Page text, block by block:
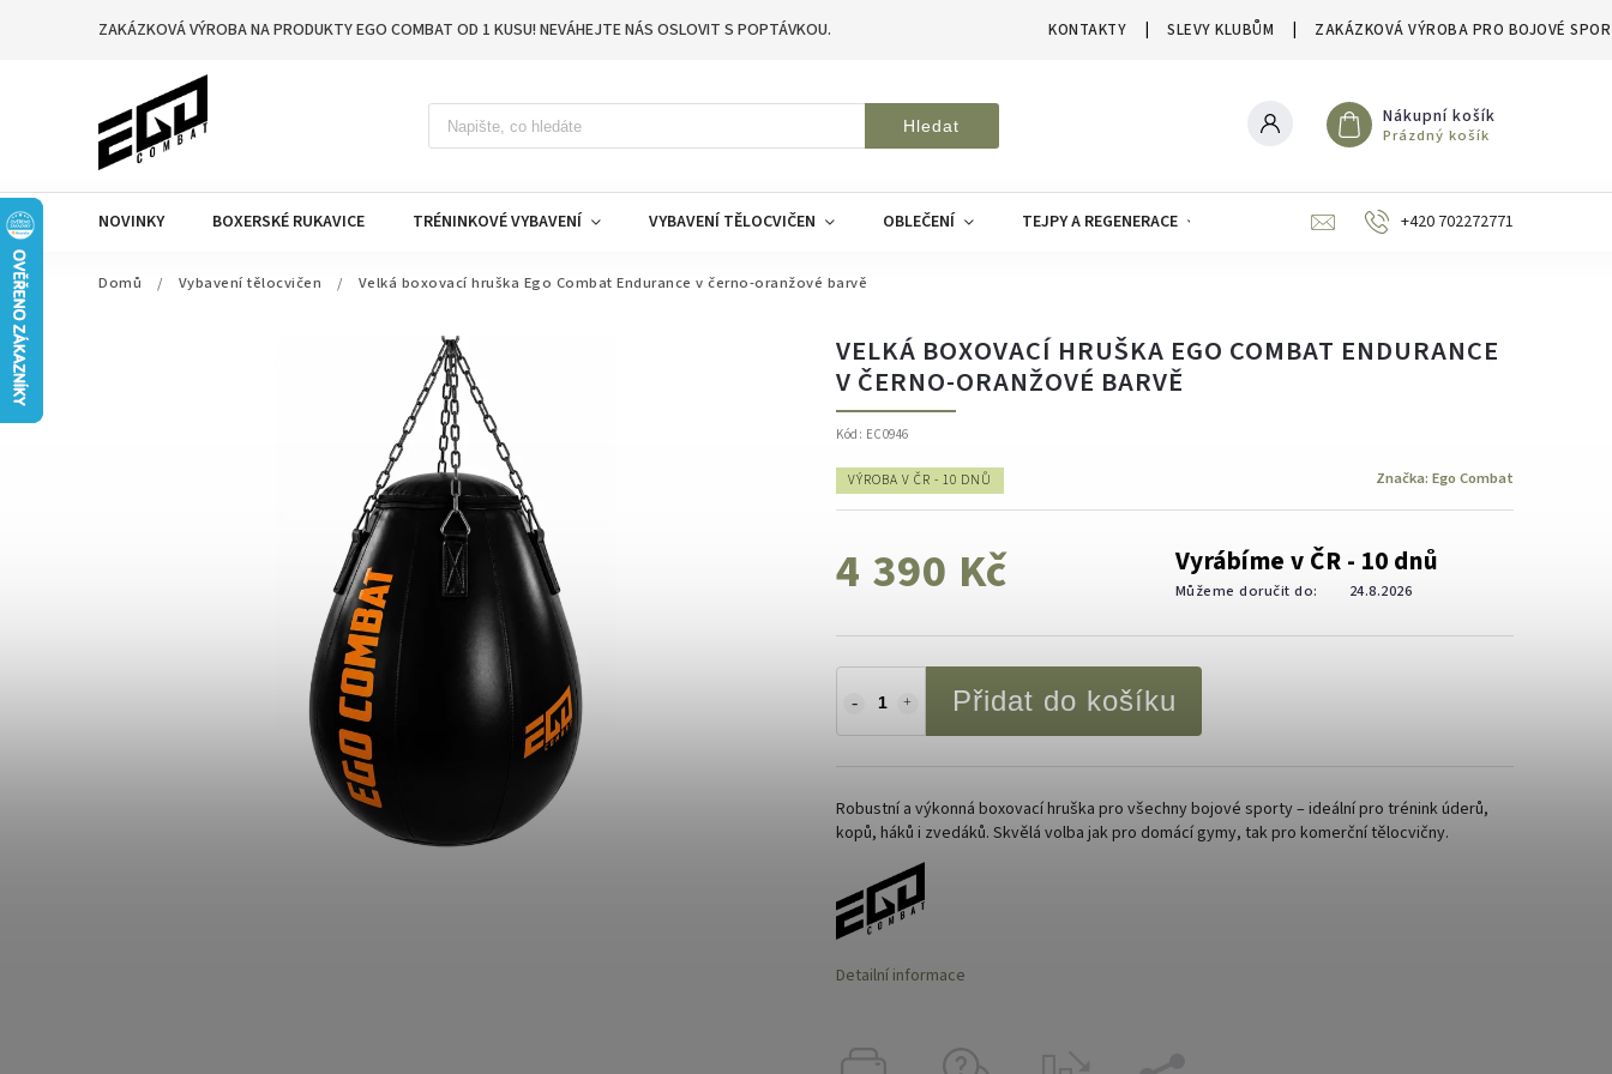
ZAKÁZKOVÁ VÝROBA NA PRODUKTY EGO COMBAT OD 1 KUSU! NEVÁHEJTE NÁS OSLOVIT S POPTÁVKOU. KONTAKTY SLEVY KLUBŮM ZAKÁZKOVÁ VÝROBA PRO BOJOVÉ
Hledat Nákupní košík
Prázdný košík
NOVINKY BOXERSKÉ RUKAVICE TRÉNINKOVÉ VYBAVENÍ VYBAVENÍ TĚLOCVIČEN OBLEČENÍ TEJPY A REGENERACE SLEVY A VÝPRODEJE
+420 702272771
Domů / Vybavení tělocvičen / Velká boxovací hruška Ego Combat Endurance v černo-oranžové barvě
VELKÁ BOXOVACÍ HRUŠKA EGO COMBAT ENDURANCE
V ČERNO-ORANŽOVÉ BARVĚ
Kód: EC0946
VÝROBA V ČR - 10 DNŮ Značka: Ego Combat
4 390 Kč Vyrábíme v ČR - 10 dnů
Můžeme doručit do: 24.8.2026
Přidat do košíku
Robustní a výkonná boxovací hruška pro všechny bojové sporty – ideální pro trénink úderů,
kopů, háků i zvedáků. Skvělá volba jak pro domácí gymy, tak pro komerční tělocvičny.
Detailní informace